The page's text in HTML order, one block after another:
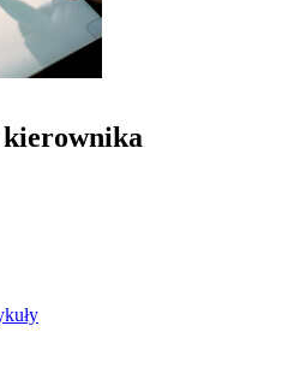
kierownika